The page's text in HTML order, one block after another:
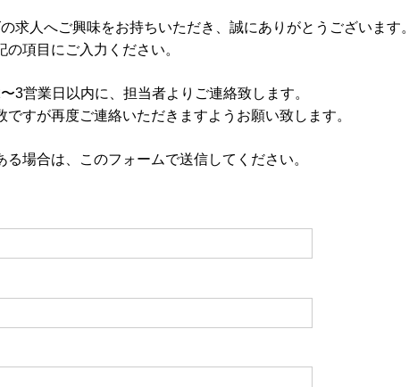
求人へご興味をお持ちいただき、誠にありがとうございます。
の項目にご入力ください。
3営業日以内に、担当者よりご連絡致します。
すが再度ご連絡いただきますようお願い致します。
る場合は、このフォームで送信してください。